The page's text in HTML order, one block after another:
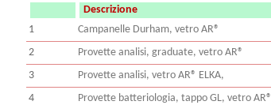
Descrizione
1
Campanelle Durham, vetro AR®
2
Provette analisi, graduate, vetro AR®
3
Provette analisi, vetro AR® ELKA,
4
Provette batteriologia, tappo GL, vetro AR®